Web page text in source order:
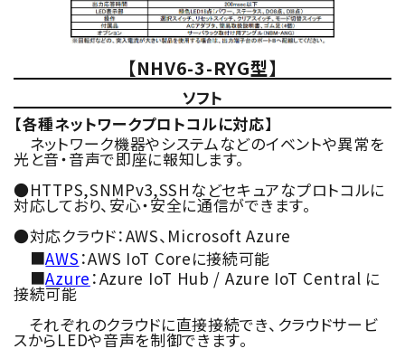
【NHV6-3-RYG型】
ソフト
【各種ネットワークプロトコルに対応】
ネットワーク機器やシステムなどのイベントや異常を
光と音・音声で即座に報知します。
●HTTPS,SNMPv3,SSHなどセキュアなプロトコルに
対応しており、安心・安全に通信ができます。
●対応クラウド：AWS、Microsoft Azure
■AWS ：AWS IoT Coreに接続可能
■Azure ：Azure IoT Hub / Azure IoT Central に
接続可能
それぞれのクラウドに直接接続でき、クラウドサービ
スからLEDや音声を制御できます。